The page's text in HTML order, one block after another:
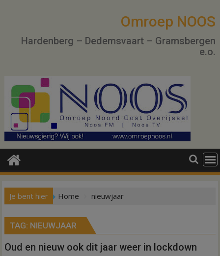
Omroep NOOS
Hardenberg – Dedemsvaart – Gramsbergen
e.o.
Je bent hier Home nieuwjaar
TAG: NIEUWJAAR
Oud en nieuw ook dit jaar weer in lockdown